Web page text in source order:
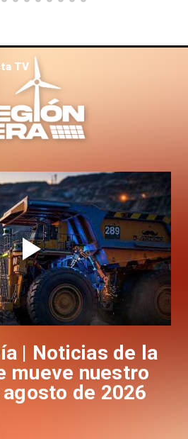
| Noticias de la
mueve nuestro
de 2026
TV